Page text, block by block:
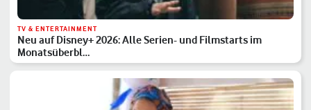
TV & ENTERTAINMENT
Neu auf Disney+ 2026: Alle Serien- und Filmstarts im
Monatsüberbl…